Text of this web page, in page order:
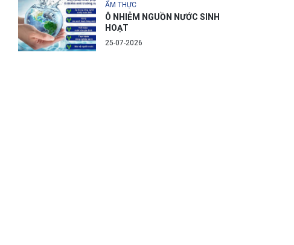
ẨM THỰC
Ô NHIỄM NGUỒN NƯỚC SINH
HOẠT
25-07-2026